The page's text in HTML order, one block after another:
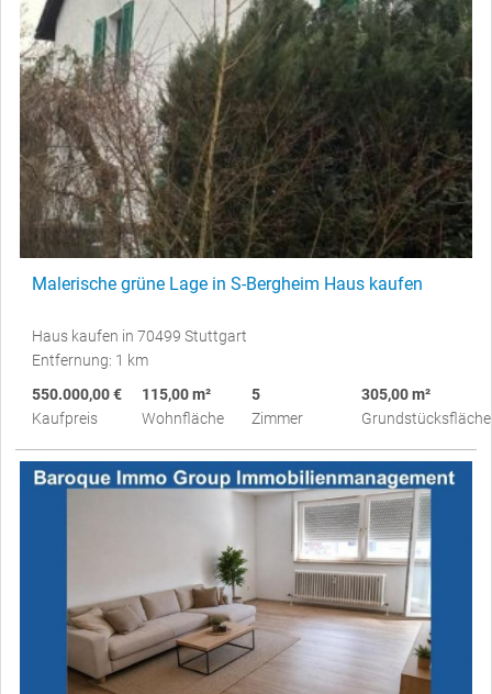
Malerische grüne Lage in S-Bergheim Haus kaufen
Haus kaufen in 70499 Stuttgart
Entfernung: 1 km
550.000,00 €
Kaufpreis
115,00 m²
Wohnfläche
5
Zimmer
305,00 m²
Grundstücksfläche